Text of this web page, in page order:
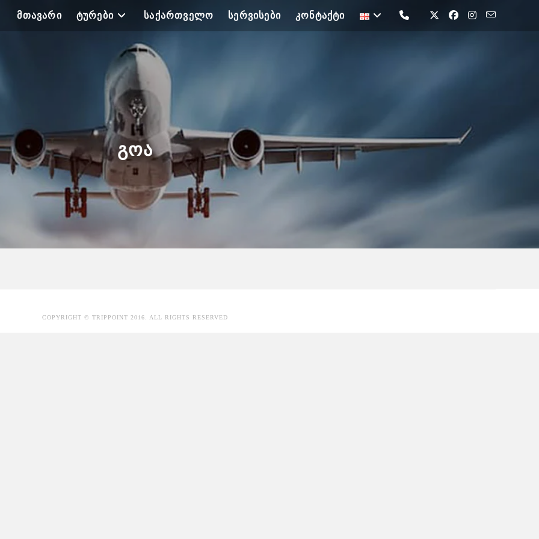
ᲛᲗᲐᲕᲐᲠᲘ ᲢᲣᲠᲔᲑᲘ ᲡᲐᲥᲐᲠᲗᲕᲔᲚᲝ ᲡᲔᲠᲕᲘᲡᲔᲑᲘ ᲙᲝᲜᲢᲐᲥᲢᲘ
ᲒᲝᲐ
COPYRIGHT © TRIPPOINT 2016. ALL RIGHTS RESERVED